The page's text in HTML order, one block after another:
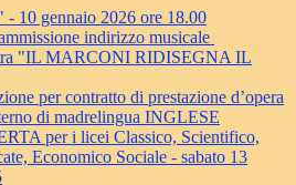
10 gennaio 2026 ore 18.00
indirizzo musicale
"IL MARCONI RIDISEGNA IL
per contratto di prestazione d’opera
di madrelingua INGLESE
per i licei Classico, Scientifico,
Economico Sociale - sabato 13